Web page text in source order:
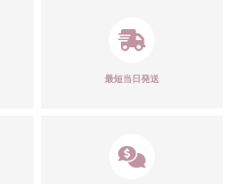
最短当日発送